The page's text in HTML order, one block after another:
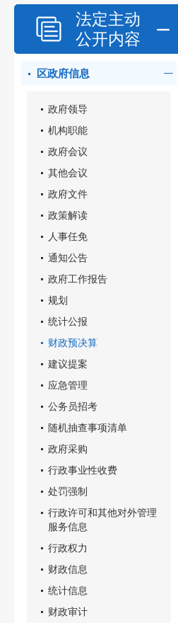
法定主动
公开内容
区政府信息
政府领导
机构职能
政府会议
其他会议
政府文件
政策解读
人事任免
通知公告
政府工作报告
规划
统计公报
财政预决算
建议提案
应急管理
公务员招考
随机抽查事项清单
政府采购
行政事业性收费
处罚强制
行政许可和其他对外管理
服务信息
行政权力
财政信息
统计信息
财政审计